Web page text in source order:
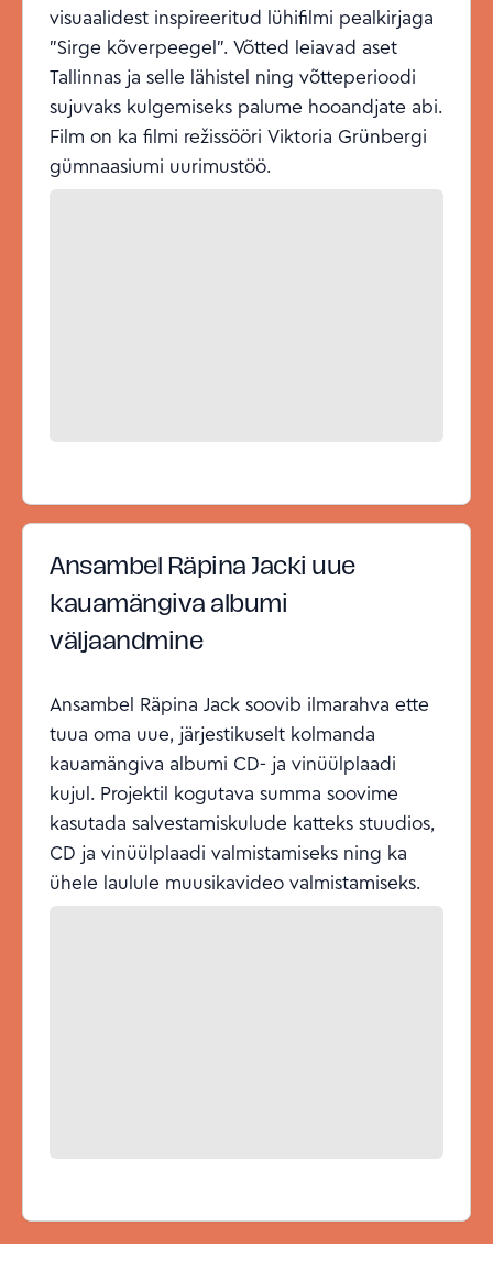
visuaalidest inspireeritud lühifilmi pealkirjaga
"Sirge kõverpeegel". Võtted leiavad aset
Tallinnas ja selle lähistel ning võtteperioodi
sujuvaks kulgemiseks palume hooandjate abi.
Film on ka filmi režissööri Viktoria Grünbergi
gümnaasiumi uurimustöö.
Ansambel Räpina Jacki uue
kauamängiva albumi
väljaandmine
Ansambel Räpina Jack soovib ilmarahva ette
tuua oma uue, järjestikuselt kolmanda
kauamängiva albumi CD- ja vinüülplaadi
kujul. Projektil kogutava summa soovime
kasutada salvestamiskulude katteks stuudios,
CD ja vinüülplaadi valmistamiseks ning ka
ühele laulule muusikavideo valmistamiseks.